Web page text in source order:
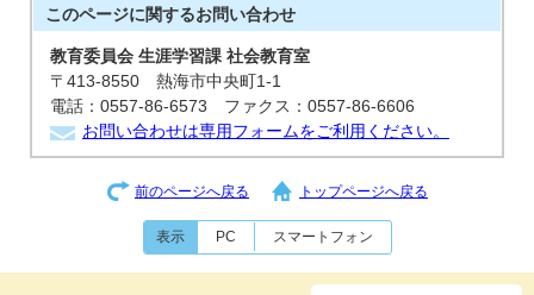
このページに関するお問い合わせ
教育委員会 生涯学習課 社会教育室
〒413-8550 熱海市中央町1-1
電話：0557-86-6573 ファクス：0557-86-6606
お問い合わせは専用フォームをご利用ください。
前のページへ戻る トップページへ戻る
表示 PC スマートフォン